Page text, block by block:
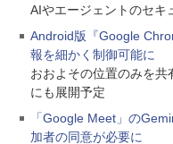
AIやエージェントのセキ
Android版『Google
報を細かく制御可能に
おおよその位置のみを
にも展開予定
「Google Meet」の
加者の同意が必要に